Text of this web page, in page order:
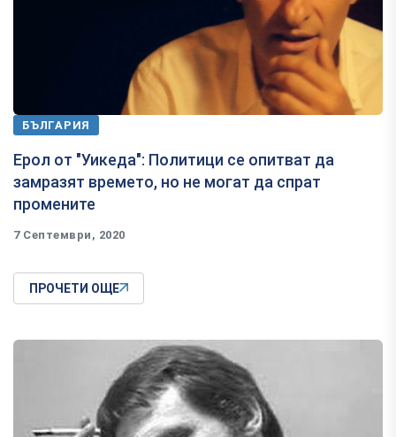
БЪЛГАРИЯ
Ерол от "Уикеда": Политици се опитват да
замразят времето, но не могат да спрат
промените
7 Септември, 2020
ПРОЧЕТИ ОЩЕ